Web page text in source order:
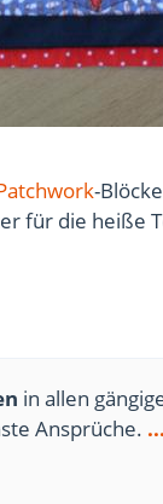
-
für die heiße
in allen
Ansprüche.